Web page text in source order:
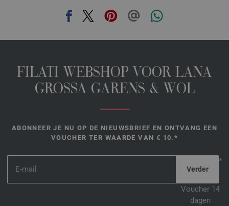
FILATI WEBSHOP VOOR LANA
GROSSA GARENS & WOL
ABONNEER JE NU OP DE NIEUWSBRIEF EN ONTVANG EEN
VOUCHER TER WAARDE VAN € 10.*
*
Voucher 14
dagen